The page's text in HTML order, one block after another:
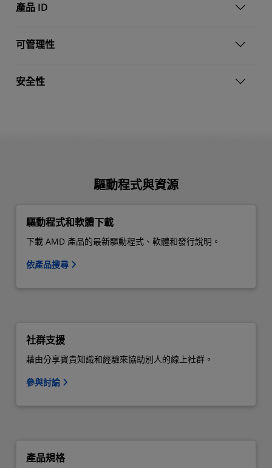
產品 ID
可管理性
安全性
驅動程式與資源
驅動程式和軟體下載
下載 AMD 產品的最新驅動程式、軟體和發行說明。
依產品搜尋
社群支援
藉由分享寶貴知識和經驗來協助別人的線上社群。
參與討論
產品規格